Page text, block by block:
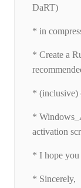
DaRT)
* in
* Create a
* (inclusive)
*
activation
* I hope
* Sincerely,